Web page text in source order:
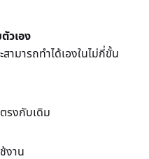
วเอง
ามารถทำได้เองในไม่กี่ขั้น
รงกับเดิม
งาน